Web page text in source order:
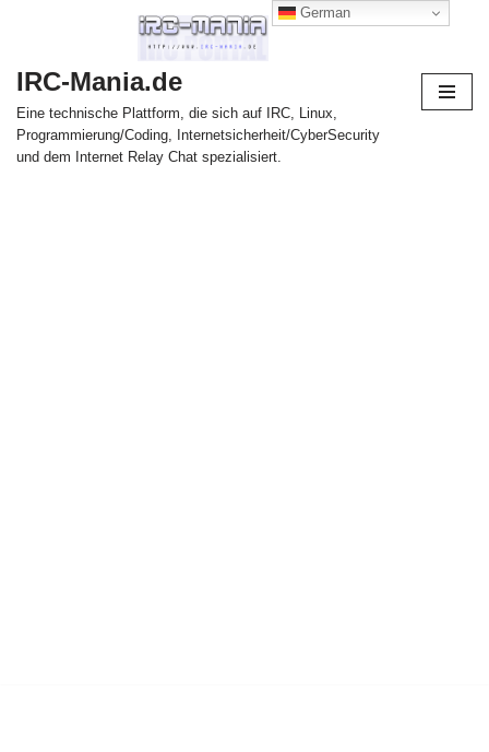
Inhalt
springen
IRC-Mania.de
Eine technische Plattform, die sich auf IRC, Linux,
Programmierung/Coding, Internetsicherheit/CyberSecurity
und dem Internet Relay Chat spezialisiert.
German